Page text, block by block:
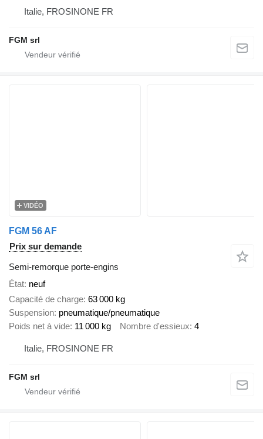
Italie, FROSINONE FR
FGM srl
VIDÉO
FGM 56 AF
Prix sur demande
Semi-remorque porte-engins
État neuf
Capacité de charge 63 000 kg
Suspension pneumatique/pneumatique
Poids net à vide 11 000 kg Nombre d'essieux 4
Italie, FROSINONE FR
FGM srl